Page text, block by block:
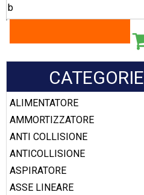
CATEGORIE
ALIMENTATORE
AMMORTIZZATORE
ANTI COLLISIONE
ANTICOLLISIONE
ASPIRATORE
ASSE LINEARE